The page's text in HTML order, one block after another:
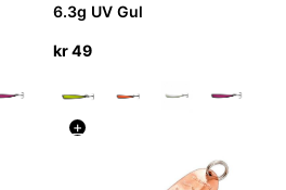
6.3g UV Gul
kr49
+